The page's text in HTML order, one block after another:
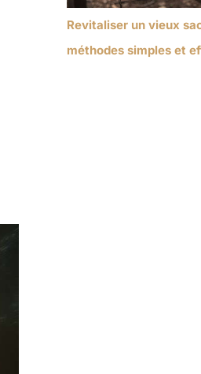
Revitaliser un vieux
méthodes simples et